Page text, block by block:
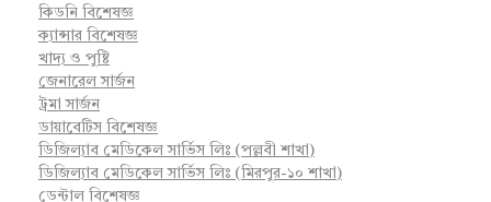
কিডনি বিশেষজ্ঞ
ক্যান্সার বিশেষজ্ঞ
খাদ্য ও পুষ্টি
জেনারেল সার্জন
ট্রমা সার্জন
ডায়াবেটিস বিশেষজ্ঞ
ডিজিল্যাব মেডিকেল সার্ভিস লিঃ (পল্লবী শাখা)
ডিজিল্যাব মেডিকেল সার্ভিস লিঃ (মিরপুর-১০ শাখা)
ডেন্টাল বিশেষজ্ঞ